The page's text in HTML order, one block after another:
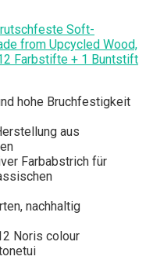
rutschfeste Soft-
from Upcycled Wood,
Farbstifte + 1 Buntstift
hohe Bruchfestigkeit
aus
Farbabstrich für
nachhaltig
Noris colour